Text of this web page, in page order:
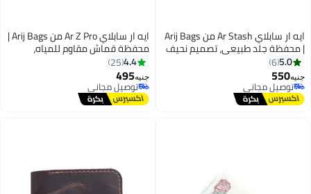
3
ايه ار سابلاي Ar Stash من Arij Bags
| محفظة جلد طبيعي، تصميم نحيف
بجيوب متعددة للكروت، سوستة
للفكة، تنظيم عملي للكروت والنقود
(بني)
5.0
6
جنيه550
توصيل مجاني
توصيل مجاني
4
ايه ار سابلاي Ar Z Pro من Arij Bags |
محفظة قماش مقاوم للمياه،
بسوستة، 11 جيب للكروت، جيب
9 سم) (رمادي)
4.4
25
جنيه495
توصيل مجاني
توصيل مجاني